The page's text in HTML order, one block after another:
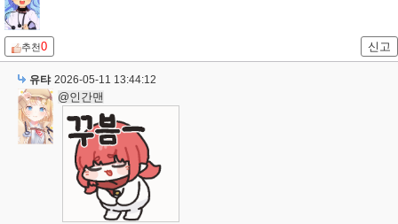
추천0 신고
유탸 2026-05-11 13:44:12
@인간맨